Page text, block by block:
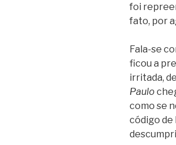
foi
fato, por
Fala-se
ficou a
irritada,
Paulo
como se
código de